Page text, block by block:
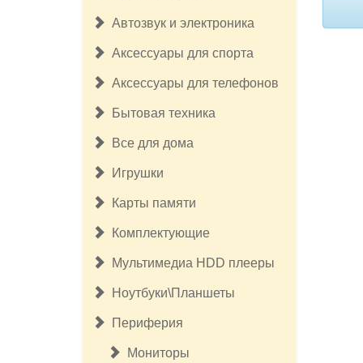
Автозвук и электроника
Аксессуары для спорта
Аксессуары для телефонов
Бытовая техника
Все для дома
Игрушки
Карты памяти
Комплектующие
Мультимедиа HDD плееры
Ноутбуки\Планшеты
Периферия
Мониторы